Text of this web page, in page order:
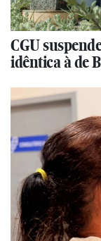
CGU
idêntica à de